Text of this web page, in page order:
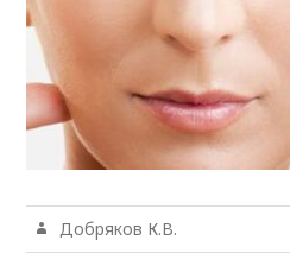
Добряков К.В.